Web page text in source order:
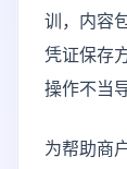
训，内容
凭证保存
操作不当
为帮助商